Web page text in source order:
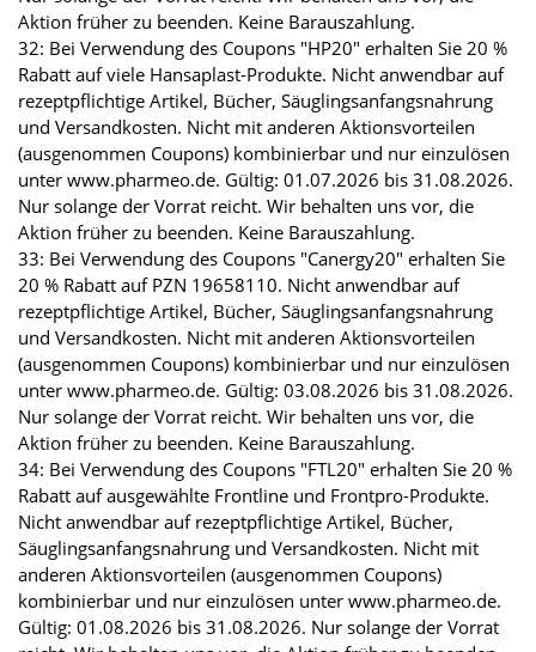
Aktion früher zu beenden. Keine Barauszahlung.
32: Bei Verwendung des Coupons "HP20" erhalten Sie 20 %
Rabatt auf viele Hansaplast-Produkte. Nicht anwendbar auf
rezeptpflichtige Artikel, Bücher, Säuglingsanfangsnahrung
und Versandkosten. Nicht mit anderen Aktionsvorteilen
(ausgenommen Coupons) kombinierbar und nur einzulösen
unter www.pharmeo.de. Gültig: 01.07.2026 bis 31.08.2026.
Nur solange der Vorrat reicht. Wir behalten uns vor, die
Aktion früher zu beenden. Keine Barauszahlung.
33: Bei Verwendung des Coupons "Canergy20" erhalten Sie
20 % Rabatt auf PZN 19658110. Nicht anwendbar auf
rezeptpflichtige Artikel, Bücher, Säuglingsanfangsnahrung
und Versandkosten. Nicht mit anderen Aktionsvorteilen
(ausgenommen Coupons) kombinierbar und nur einzulösen
unter www.pharmeo.de. Gültig: 03.08.2026 bis 31.08.2026.
Nur solange der Vorrat reicht. Wir behalten uns vor, die
Aktion früher zu beenden. Keine Barauszahlung.
34: Bei Verwendung des Coupons "FTL20" erhalten Sie 20 %
Rabatt auf ausgewählte Frontline und Frontpro-Produkte.
Nicht anwendbar auf rezeptpflichtige Artikel, Bücher,
Säuglingsanfangsnahrung und Versandkosten. Nicht mit
anderen Aktionsvorteilen (ausgenommen Coupons)
kombinierbar und nur einzulösen unter www.pharmeo.de.
Gültig: 01.08.2026 bis 31.08.2026. Nur solange der Vorrat